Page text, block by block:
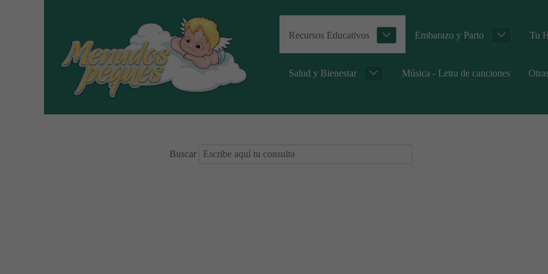
Recursos Educativos Embarazo y Parto Tu
Salud y Bienestar Música - Letra de canciones
Buscar